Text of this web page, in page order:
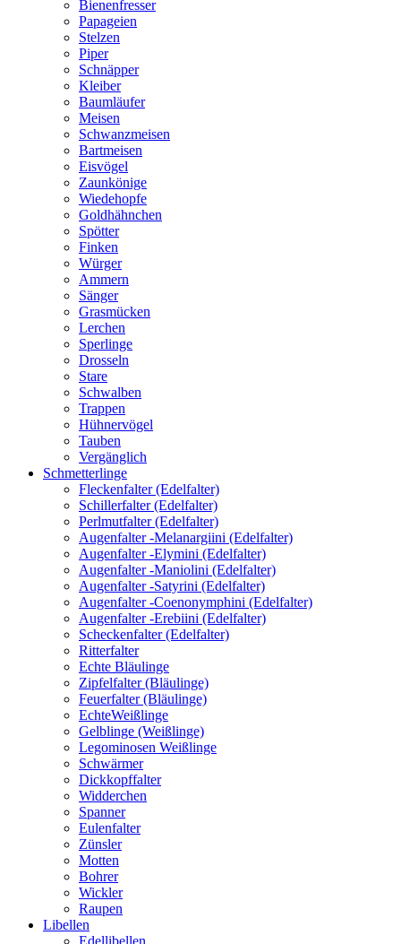
Bienenfresser
Papageien
Stelzen
Piper
Schnäpper
Kleiber
Baumläufer
Meisen
Schwanzmeisen
Bartmeisen
Eisvögel
Zaunkönige
Wiedehopfe
Goldhähnchen
Spötter
Finken
Würger
Ammern
Sänger
Grasmücken
Lerchen
Sperlinge
Drosseln
Stare
Schwalben
Trappen
Hühnervögel
Tauben
Vergänglich
Schmetterlinge
Fleckenfalter (Edelfalter)
Schillerfalter (Edelfalter)
Perlmutfalter (Edelfalter)
Augenfalter -Melanargiini (Edelfalter)
Augenfalter -Elymini (Edelfalter)
Augenfalter -Maniolini (Edelfalter)
Augenfalter -Satyrini (Edelfalter)
Augenfalter -Coenonymphini (Edelfalter)
Augenfalter -Erebiini (Edelfalter)
Scheckenfalter (Edelfalter)
Ritterfalter
Echte Bläulinge
Zipfelfalter (Bläulinge)
Feuerfalter (Bläulinge)
EchteWeißlinge
Gelblinge (Weißlinge)
Legominosen Weißlinge
Schwärmer
Dickkopffalter
Widderchen
Spanner
Eulenfalter
Zünsler
Motten
Bohrer
Wickler
Raupen
Libellen
Edellibellen